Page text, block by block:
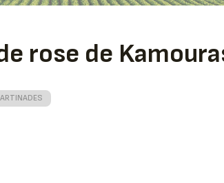
rose de